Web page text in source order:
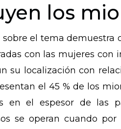
los
el tema
con las mujeres
su localización con
el 45 % de los
en el espesor de las
se operan cuando